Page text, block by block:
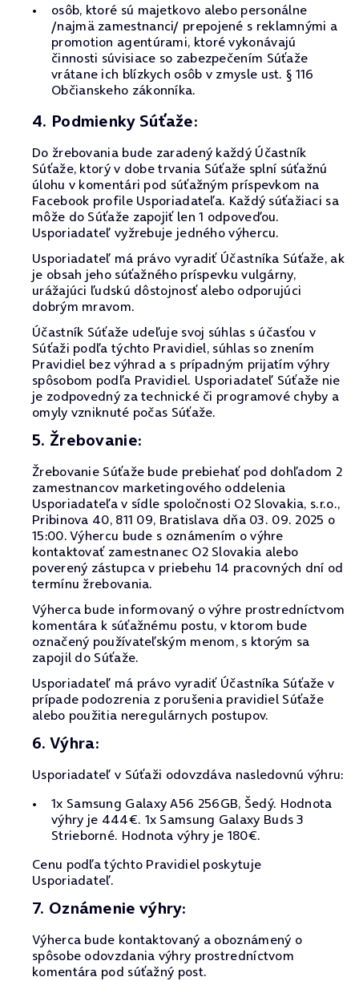
osôb, ktoré sú majetkovo alebo personálne
/najmä zamestnanci/ prepojené s reklamnými a
promotion agentúrami, ktoré vykonávajú
činnosti súvisiace so zabezpečením Súťaže
vrátane ich blízkych osôb v zmysle ust. § 116
Občianskeho zákonníka.
4. Podmienky Súťaže:
Do žrebovania bude zaradený každý Účastník
Súťaže, ktorý v dobe trvania Súťaže splní súťažnú
úlohu v komentári pod súťažným príspevkom na
Facebook profile Usporiadateľa. Každý súťažiaci sa
môže do Súťaže zapojiť len 1 odpoveďou.
Usporiadateľ vyžrebuje jedného výhercu.
Usporiadateľ má právo vyradiť Účastníka Súťaže, ak
je obsah jeho súťažného príspevku vulgárny,
urážajúci ľudskú dôstojnosť alebo odporujúci
dobrým mravom.
Účastník Súťaže udeľuje svoj súhlas s účasťou v
Súťaži podľa týchto Pravidiel, súhlas so znením
Pravidiel bez výhrad a s prípadným prijatím výhry
spôsobom podľa Pravidiel. Usporiadateľ Súťaže nie
je zodpovedný za technické či programové chyby a
omyly vzniknuté počas Súťaže.
5. Žrebovanie:
Žrebovanie Súťaže bude prebiehať pod dohľadom 2
zamestnancov marketingového oddelenia
Usporiadateľa v sídle spoločnosti O2 Slovakia, s.r.o.,
Pribinova 40, 811 09, Bratislava dňa 03. 09. 2025 o
15:00. Výhercu bude s oznámením o výhre
kontaktovať zamestnanec O2 Slovakia alebo
poverený zástupca v priebehu 14 pracovných dní od
termínu žrebovania.
Výherca bude informovaný o výhre prostredníctvom
komentára k súťažnému postu, v ktorom bude
označený používateľským menom, s ktorým sa
zapojil do Súťaže.
Usporiadateľ má právo vyradiť Účastníka Súťaže v
prípade podozrenia z porušenia pravidiel Súťaže
alebo použitia neregulárnych postupov.
6. Výhra:
Usporiadateľ v Súťaži odovzdáva nasledovnú výhru:
1x Samsung Galaxy A56 256GB, Šedý. Hodnota
výhry je 444€. 1x Samsung Galaxy Buds 3
Strieborné. Hodnota výhry je 180€.
Cenu podľa týchto Pravidiel poskytuje
Usporiadateľ.
7. Oznámenie výhry:
Výherca bude kontaktovaný a oboznámený o
spôsobe odovzdania výhry prostredníctvom
komentára pod súťažný post.